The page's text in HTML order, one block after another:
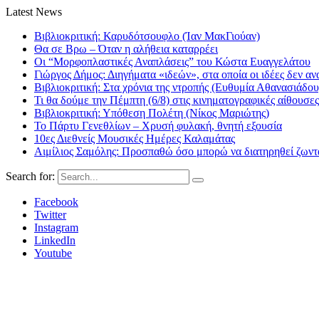
Latest News
Βιβλιοκριτική: Καρυδότσουφλο (Ίαν ΜακΓιούαν)
Θα σε Βρω – Όταν η αλήθεια καταρρέει
Οι “Μορφοπλαστικές Αναπλάσεις” του Κώστα Ευαγγελάτου
Γιώργος Δήμος: Διηγήματα «ιδεών», στα οποία οι ιδέες δεν
Βιβλιοκριτική: Στα χρόνια της ντροπής (Ευθυμία
Τι θα δούμε την Πέμπτη (6/8) στις κινηματογραφικές αίθουσες
Βιβλιοκριτική: Υπόθεση Πολέτη (Νίκος Μαριώτης)
Το Πάρτυ Γενεθλίων – Χρυσή φυλακή, θνητή εξουσία
10ες Διεθνείς Μουσικές Ημέρες Καλαμάτας
Αιμίλιος Σαμόλης: Προσπαθώ όσο μπορώ να διατηρηθεί
Search for:
Facebook
Twitter
Instagram
LinkedIn
Youtube